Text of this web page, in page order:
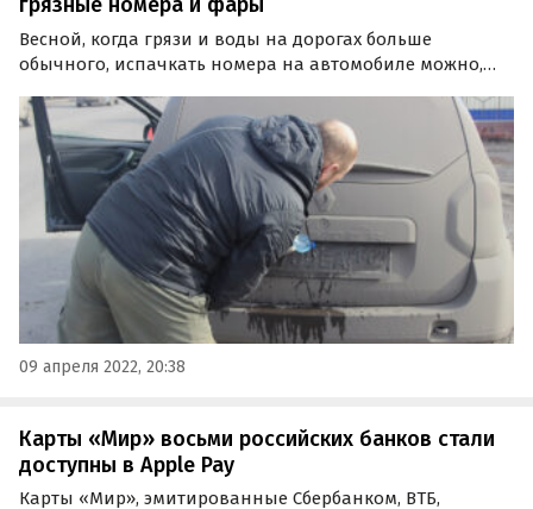
грязные номера и фары
Весной, когда грязи и воды на дорогах больше
обычного, испачкать номера на автомобиле можно,
стал поводом для штрафа, необходимо хотя бы иногда
проверять состояние номерных табличек и
своевременно…
09 апреля 2022, 20:38
Карты «Мир» восьми российских банков стали
доступны в Apple Pay
Карты «Мир», эмитированные Сбербанком, ВТБ,